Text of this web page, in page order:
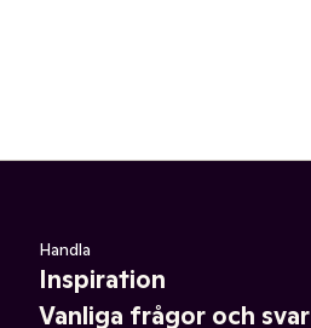
Handla
Inspiration
Vanliga frågor och svar